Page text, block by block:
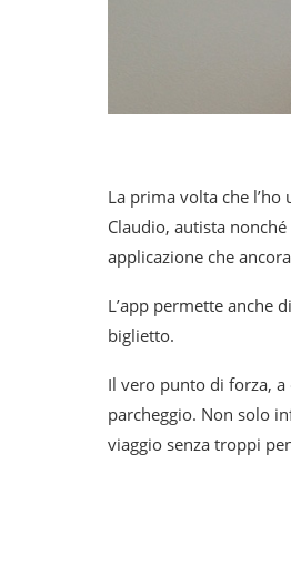
La prima volta che
Claudio, autista
applicazione che
L’app permette anche
biglietto.
Il vero punto di forza,
parcheggio. Non solo
viaggio senza troppi